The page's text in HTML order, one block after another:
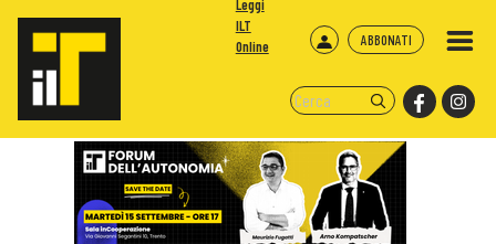
ABBONATI
Leggi
ILT
Online